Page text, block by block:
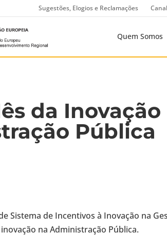
Sugestões, Elogios e Reclamações
Quem Somos
da Inovação
Pública
Sistema de Incentivos à Inovação na
na Administração Pública.